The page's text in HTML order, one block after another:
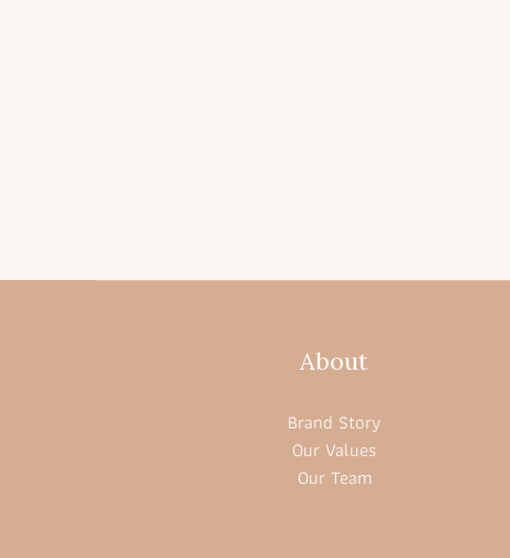
About
Brand Story
Our Values
Our Team